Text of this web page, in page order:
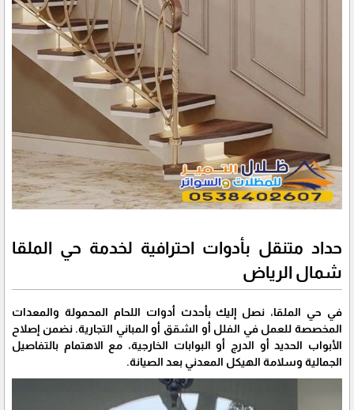
حداد متنقل بأدوات احترافية لخدمة حي الملقا
شمال الرياض
في حي الملقا، نصل إليك بأحدث أدوات اللحام المحمولة والمعدات
المخصصة للعمل في الفلل أو الشقق أو المباني التجارية. نضمن إصلاح
الأبواب الحديد أو الدرج أو البوابات الخارجية، مع الاهتمام بالتفاصيل
الجمالية وسلامة الهيكل المعدني بعد الصيانة.